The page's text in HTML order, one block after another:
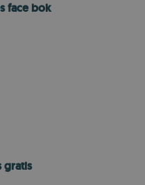
face bok
gratis